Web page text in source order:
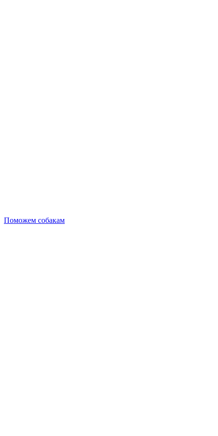
Поможем собакам